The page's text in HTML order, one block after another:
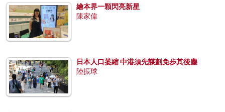
繪本界一顆閃亮新星
陳家偉
日本人口萎縮 中港須先謀劃免步其後塵
陸振球